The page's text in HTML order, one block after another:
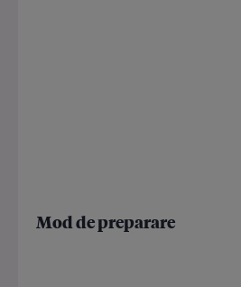
Mod de preparare